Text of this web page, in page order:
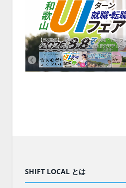
【8/8開催】「和歌山 UIターン就職・転職
企業も5社が参加、ここに“和歌山のリアル”
SHIFT LOCAL とは